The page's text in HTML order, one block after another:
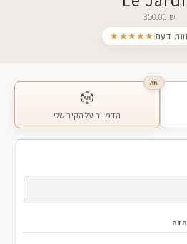
350.00 ₪
★★★★★
AR
הדמייה על הקיר שלי